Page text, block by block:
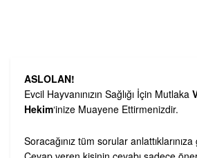
ASLOLAN!
Evcil Hayvanınızın Sağlığı İçin Mutlaka
Hekim‘inize Muayene Ettirmenizdir.
Soracağınız tüm sorular